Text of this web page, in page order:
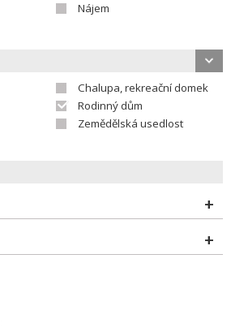
Nájem
Chalupa, rekreační domek
Rodinný dům
Zemědělská usedlost